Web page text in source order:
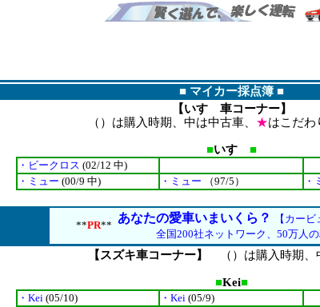
■ マイカー採点簿 ■
【いすゞ車コーナー】
（）は購入時期、中は中古車、 ★はこだわ
■いすゞ ■
・ビークロス (02/12 中)
・ミュー (00/9 中) ・ミュー （97/5） ・
**PR**
あなたの愛車いまいくら？
【カー
全国200社ネットワーク、50万人の
【スズキ車コーナー】 （）は購入時期
■Kei■
・Kei (05/10) ・Kei (05/9)